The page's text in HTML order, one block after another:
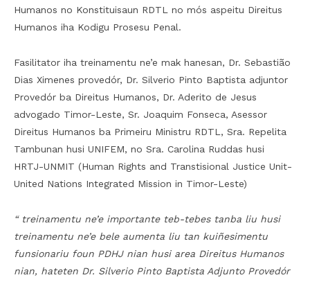
Humanos no Konstituisaun RDTL no mós aspeitu Direitus
Humanos iha Kodigu Prosesu Penal.
Fasilitator iha treinamentu ne’e mak hanesan, Dr. Sebastião
Dias Ximenes provedór, Dr. Silverio Pinto Baptista adjuntor
Provedór ba Direitus Humanos, Dr. Aderito de Jesus
advogado Timor-Leste, Sr. Joaquim Fonseca, Asessor
Direitus Humanos ba Primeiru Ministru RDTL, Sra. Repelita
Tambunan husi UNIFEM, no Sra. Carolina Ruddas husi
HRTJ-UNMIT (Human Rights and Transtisional Justice Unit-
United Nations Integrated Mission in Timor-Leste)
“ treinamentu ne’e importante teb-tebes tanba liu husi
treinamentu ne’e bele aumenta liu tan kuiñesimentu
funsionariu foun PDHJ nian husi area Direitus Humanos
nian, hateten Dr. Silverio Pinto Baptista Adjunto Provedór